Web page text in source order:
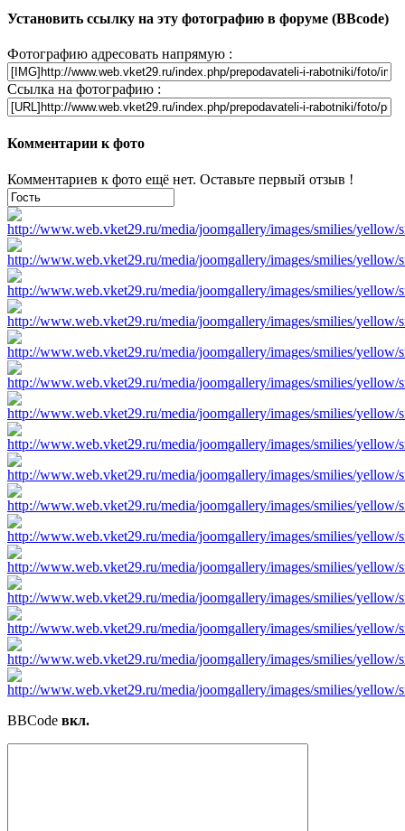
Установить ссылку на эту фотографию в форуме (BBcode)
Фотографию адресовать напрямую :
Ссылка на фотографию :
Комментарии к фото
Комментариев к фото ещё нет. Оставьте первый отзыв !
BBCode вкл.